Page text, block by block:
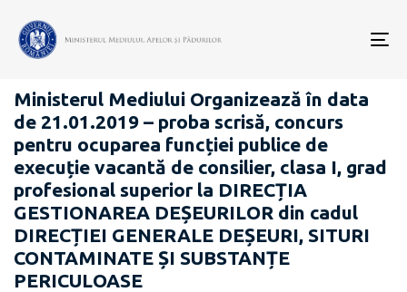
CARIERĂ
Ministerul Mediului Organizează în data
de 21.01.2019 – proba scrisă, concurs
pentru ocuparea funcției publice de
execuție vacantă de consilier, clasa I, grad
profesional superior la DIRECȚIA
GESTIONAREA DEȘEURILOR din cadul
DIRECȚIEI GENERALE DEȘEURI, SITURI
CONTAMINATE ȘI SUBSTANȚE
PERICULOASE
publicării: